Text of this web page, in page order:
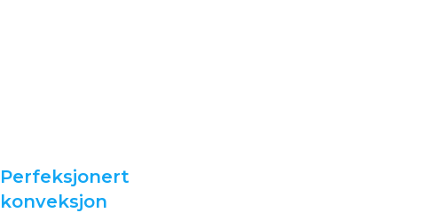
Perfeksjonert
konveksjon